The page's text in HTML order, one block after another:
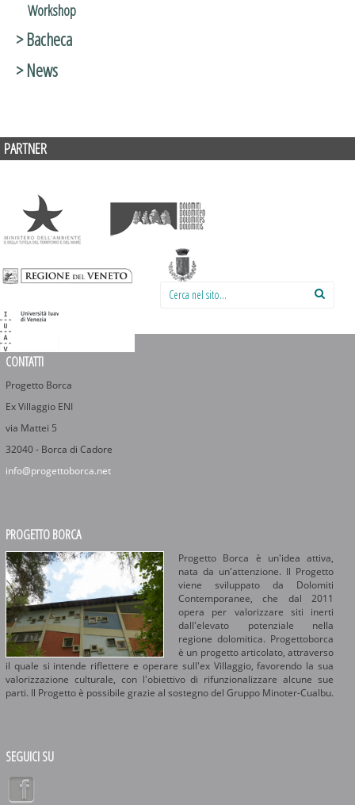
Workshop
> Bacheca
> News
PARTNER
Cerca nel sito:
CONTATTI
Progetto Borca
Ex Villaggio ENI
via Mattei 5
32040 - Borca di Cadore
info@progettoborca.net
PROGETTO BORCA
Progetto Borca è un'idea attiva,
nata da un'attenzione. Il Progetto
viene sviluppato da Dolomiti
Contemporanee, che dal 2011
opera per valorizzare siti inerti
dall'elevato potenziale nella
regione dolomitica. Progettoborca
è un progetto articolato, attraverso
il quale si intende riflettere e operare sull'ex Villaggio, favorendo la sua
valorizzazione culturale, con l'obiettivo di rifunzionalizzare alcune sue
parti. Il Progetto è possibile grazie al sostegno del Gruppo Minoter-Cualbu.
SEGUICI SU